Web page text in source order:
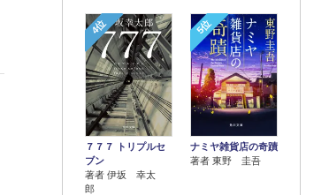
4位
７７７ トリプルセ
ブン
著者 伊坂 幸太
郎
5位
ナミヤ雑貨店の奇蹟
著者 東野 圭吾